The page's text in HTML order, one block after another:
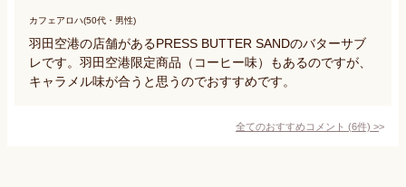
カフェアロハ(50代・男性)
羽田空港の店舗があるPRESS BUTTER SANDのバターサブ
レです。羽田空港限定商品（コーヒー味）もあるのですが、
キャラメル味が合うと思うのでおすすめです。
全てのおすすめコメント (6件) >